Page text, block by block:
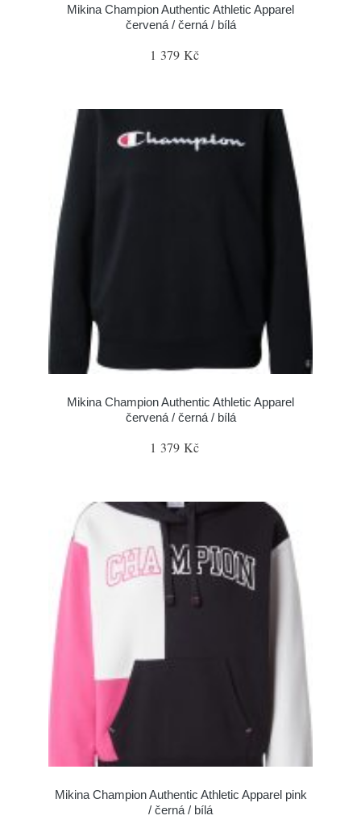
Mikina Champion Authentic Athletic Apparel
červená / černá / bílá
1 379 Kč
Mikina Champion Authentic Athletic Apparel
červená / černá / bílá
1 379 Kč
Mikina Champion Authentic Athletic Apparel pink
/ černá / bílá